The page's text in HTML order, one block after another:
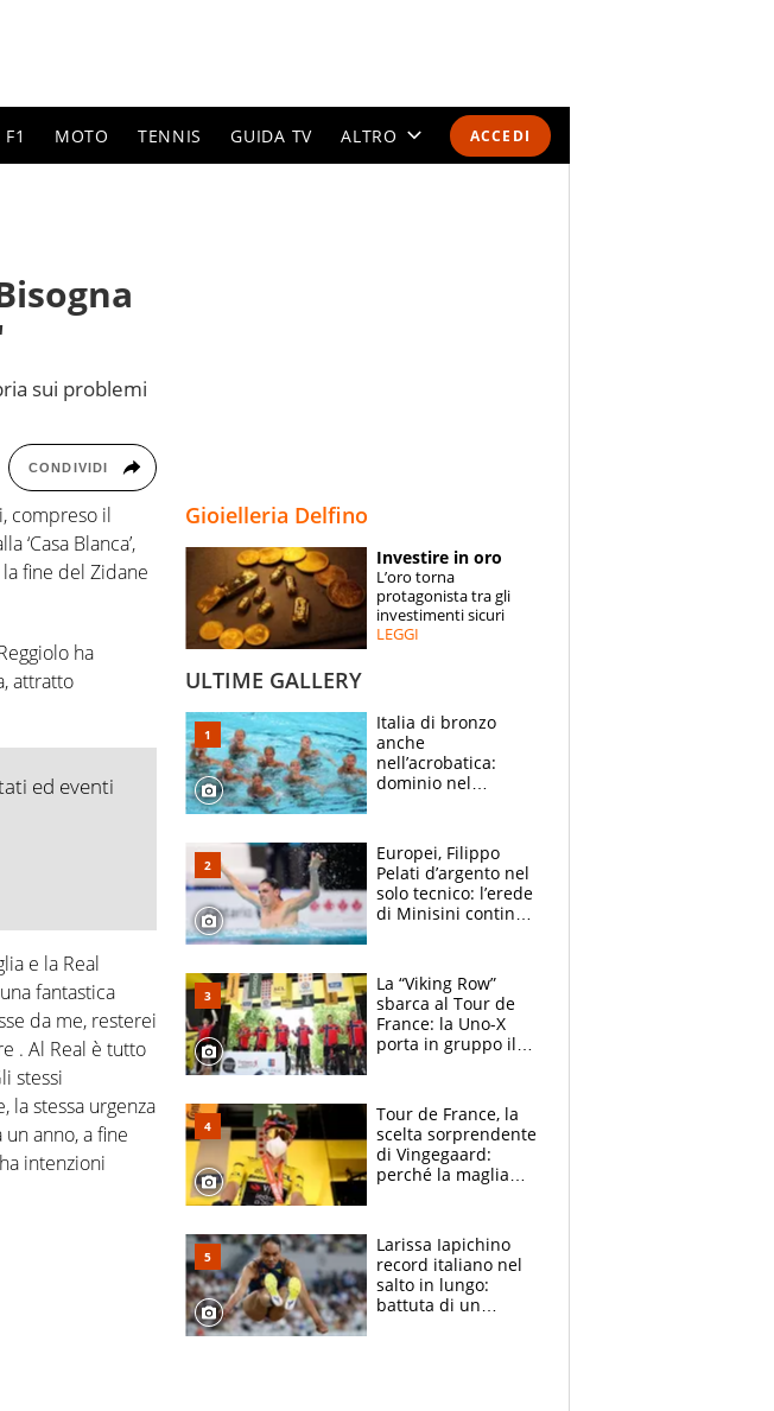
ACCEDI
F1 MOTO TENNIS GUIDA TV ALTRO
SPECIALI
ESPERTI
sui problemi
CONDIVIDI
compreso il
‘Casa Blanca’,
fine del Zidane
ha
attratto
ed eventi
e la Real
fantastica
da me, resterei
. Al Real è tutto
stessi
la stessa urgenza
anno, a fine
intenzioni
Gioielleria Delfino
Investire in oro
L’oro torna
protagonista tra gli
investimenti sicuri
LEGGI
ULTIME GALLERY
Italia di bronzo
anche
nell’acrobatica:
dominio nel
e compagni
continuare
Europei, Filippo
Pelati d’argento nel
solo tecnico: l’erede
di Minisini continua
mirino
La “Viking Row”
sbarca al Tour de
France: la Uno-X
porta in gruppo il
compagni
Tour de France, la
scelta sorprendente
di Vingegaard:
perché la maglia
rischio da evitare
Larissa Iapichino
record italiano nel
salto in lungo:
battuta di un